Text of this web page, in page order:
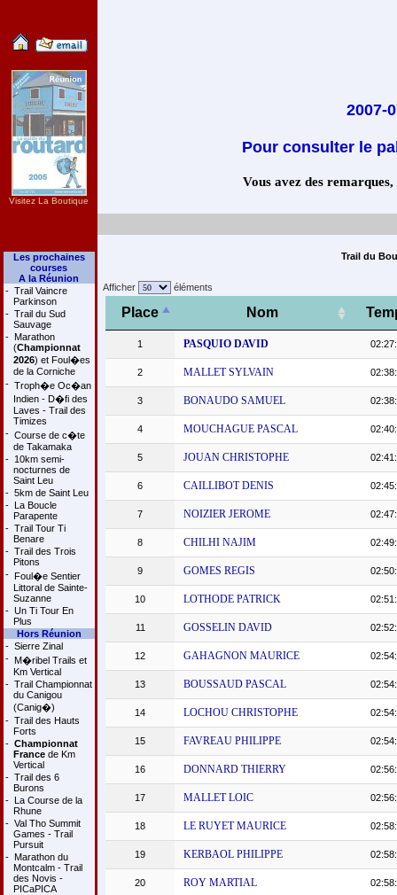
Visitez La Boutique
Les prochaines
courses
A la Réunion
- Trail Vaincre
Parkinson
- Trail du Sud
Sauvage
- Marathon
(Championnat
2026) et Foul�es
de la Corniche
- Troph�e Oc�an
Indien - D�fi des
Laves - Trail des
Timizes
- Course de c�te
de Takamaka
- 10km semi-
nocturnes de
Saint Leu
- 5km de Saint Leu
- La Boucle
Parapente
- Trail Tour Ti
Benare
- Trail des Trois
Pitons
- Foul�e Sentier
Littoral de Sainte-
Suzanne
- Un Ti Tour En
Plus
Hors Réunion
- Sierre Zinal
- M�ribel Trails et
Km Vertical
- Trail Championnat
du Canigou
(Canig�)
- Trail des Hauts
Forts
- Championnat
Francede Km
Vertical
- Trail des 6
Burons
- La Course de la
Rhune
- Val Tho Summit
Games - Trail
Pursuit
- Marathon du
Montcalm - Trail
des Novis -
PICaPICA
2007-
Pour consulter le
Vous avez des
Trail du
Afficher éléments
Place Nom
1 PASQUIO DAVID
2 MALLET SYLVAIN
3 BONAUDO SAMUEL
4 MOUCHAGUE PASCAL
5 JOUAN CHRISTOPHE
6 CAILLIBOT DENIS
7 NOIZIER JEROME
8 CHILHI NAJIM
9 GOMES REGIS
10 LOTHODE PATRICK
11 GOSSELIN DAVID
12 GAHAGNON MAURICE
13 BOUSSAUD PASCAL
14 LOCHOU CHRISTOPHE
15 FAVREAU PHILIPPE
16 DONNARD THIERRY
17 MALLET LOIC
18 LE RUYET MAURICE
19 KERBAOL PHILIPPE
20 ROY MARTIAL